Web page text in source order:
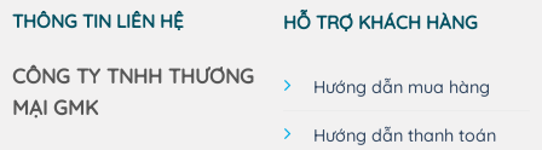
THÔNG TIN LIÊN HỆ
CÔNG TY TNHH THƯƠNG
MẠI GMK
HỖ TRỢ KHÁCH HÀNG
Hướng dẫn mua hàng
Hướng dẫn thanh toán